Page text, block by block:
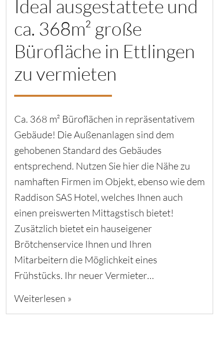
Ideal ausgestattete und
ca. 368m² große
Bürofläche in Ettlingen
zu vermieten
Ca. 368 m² Büroflächen in repräsentativem
Gebäude! Die Außenanlagen sind dem
gehobenen Standard des Gebäudes
entsprechend. Nutzen Sie hier die Nähe zu
namhaften Firmen im Objekt, ebenso wie dem
Raddison SAS Hotel, welches Ihnen auch
einen preiswerten Mittagstisch bietet!
Zusätzlich bietet ein hauseigener
Brötchenservice Ihnen und Ihren
Mitarbeitern die Möglichkeit eines
Frühstücks. Ihr neuer Vermieter…
Weiterlesen »